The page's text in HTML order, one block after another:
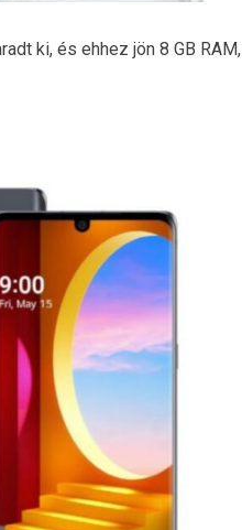
ki, és ehhez jön 8 GB RAM,